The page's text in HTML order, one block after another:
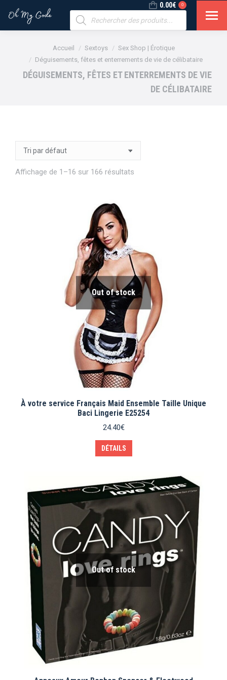
0.00€ 0
Recherche
de
produits
Vous êtes ici :Accueil Sextoys
Sex Shop | Érotique
Déguisements, fêtes et enterrements de vie de célibataire
DÉGUISEMENTS, FÊTES ET ENTERREMENTS DE VIE
DE CÉLIBATAIRE
Affichage de 1–16 sur 166 résultats
Out of stock
À votre service Français Maid Ensemble Taille Unique
Baci Lingerie E25254
24.40€
DÉTAILS
Out of stock